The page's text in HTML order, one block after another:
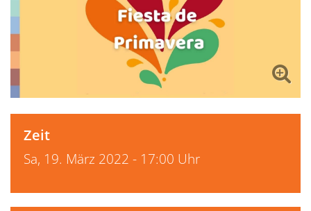
Zeit
Sa, 19. März 2022 - 17:00 Uhr